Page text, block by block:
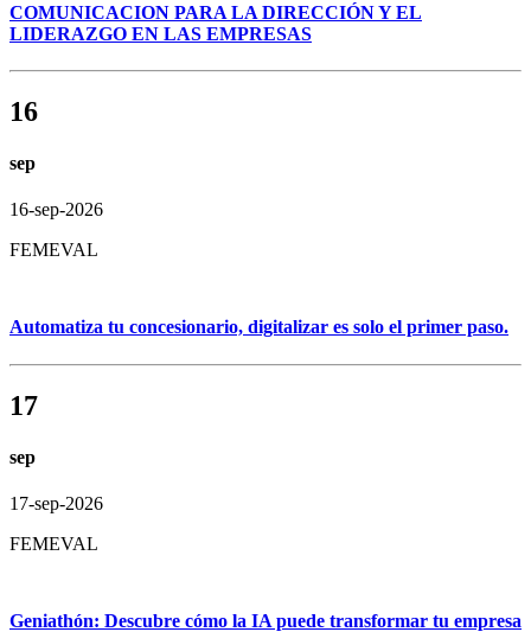
COMUNICACION PARA LA DIRECCIÓN Y EL
LIDERAZGO EN LAS EMPRESAS
16
sep
16-sep-2026
FEMEVAL
Automatiza tu concesionario, digitalizar es solo el primer paso.
17
sep
17-sep-2026
FEMEVAL
Geniathón: Descubre cómo la IA puede transformar tu empresa